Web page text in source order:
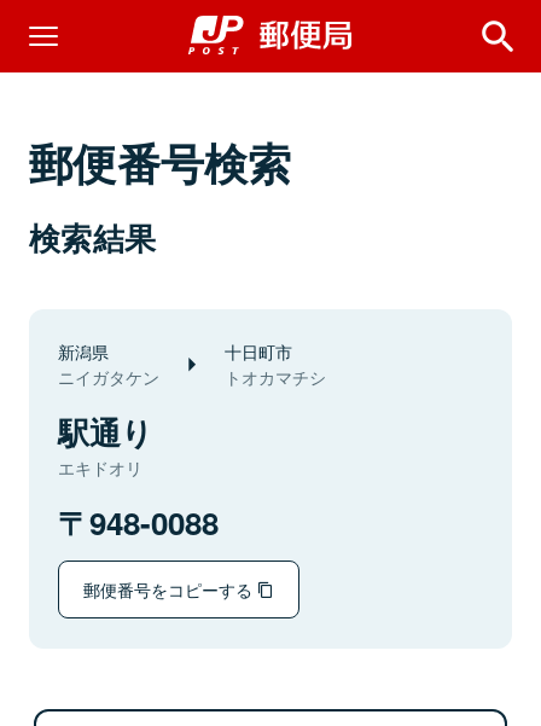
郵便番号検索
検索結果
新潟県
ニイガタケン
十日町市
トオカマチシ
駅通り
エキドオリ
948-0088
郵便番号をコピーする